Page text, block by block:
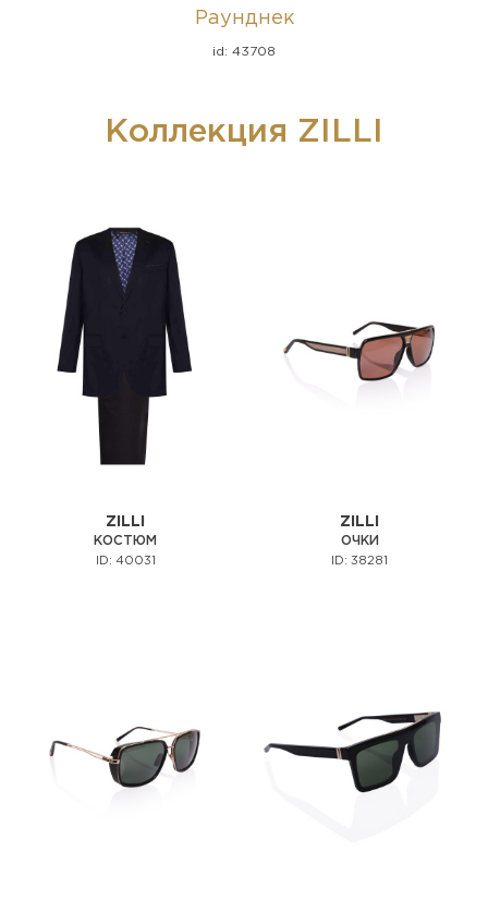
Раунднек
id: 43708
Коллекция ZILLI
ZILLI
КОСТЮМ
ID: 40031
ZILLI
ОЧКИ
ID: 38281